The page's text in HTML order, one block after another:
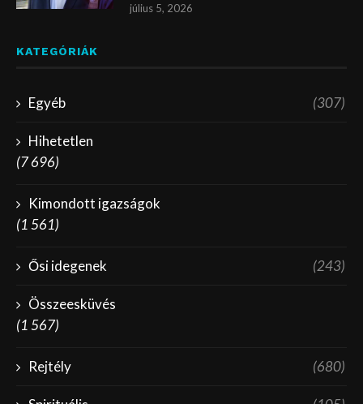
július 5, 2026
KATEGÓRIÁK
Egyéb (307)
Hihetetlen
(7 696)
Kimondott igazságok
(1 561)
Ősi idegenek (243)
Összeesküvés
(1 567)
Rejtély (680)